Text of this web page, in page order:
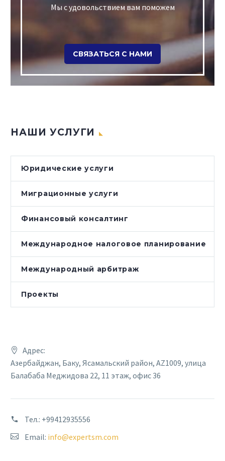
Мы с удовольствием вам поможем
СВЯЗАТЬСЯ С НАМИ
НАШИ УСЛУГИ
Юридические услуги
Миграционные услуги
Финансовый консалтинг
Международное налоговое планирование
Международный арбитраж
Проекты
Адрес:
Азербайджан, Баку, Ясамальский район, AZ1009, улица
Балабаба Меджидова 22, 11 этаж, офис 36
Тел.: +99412935556
Email: info@expertsm.com